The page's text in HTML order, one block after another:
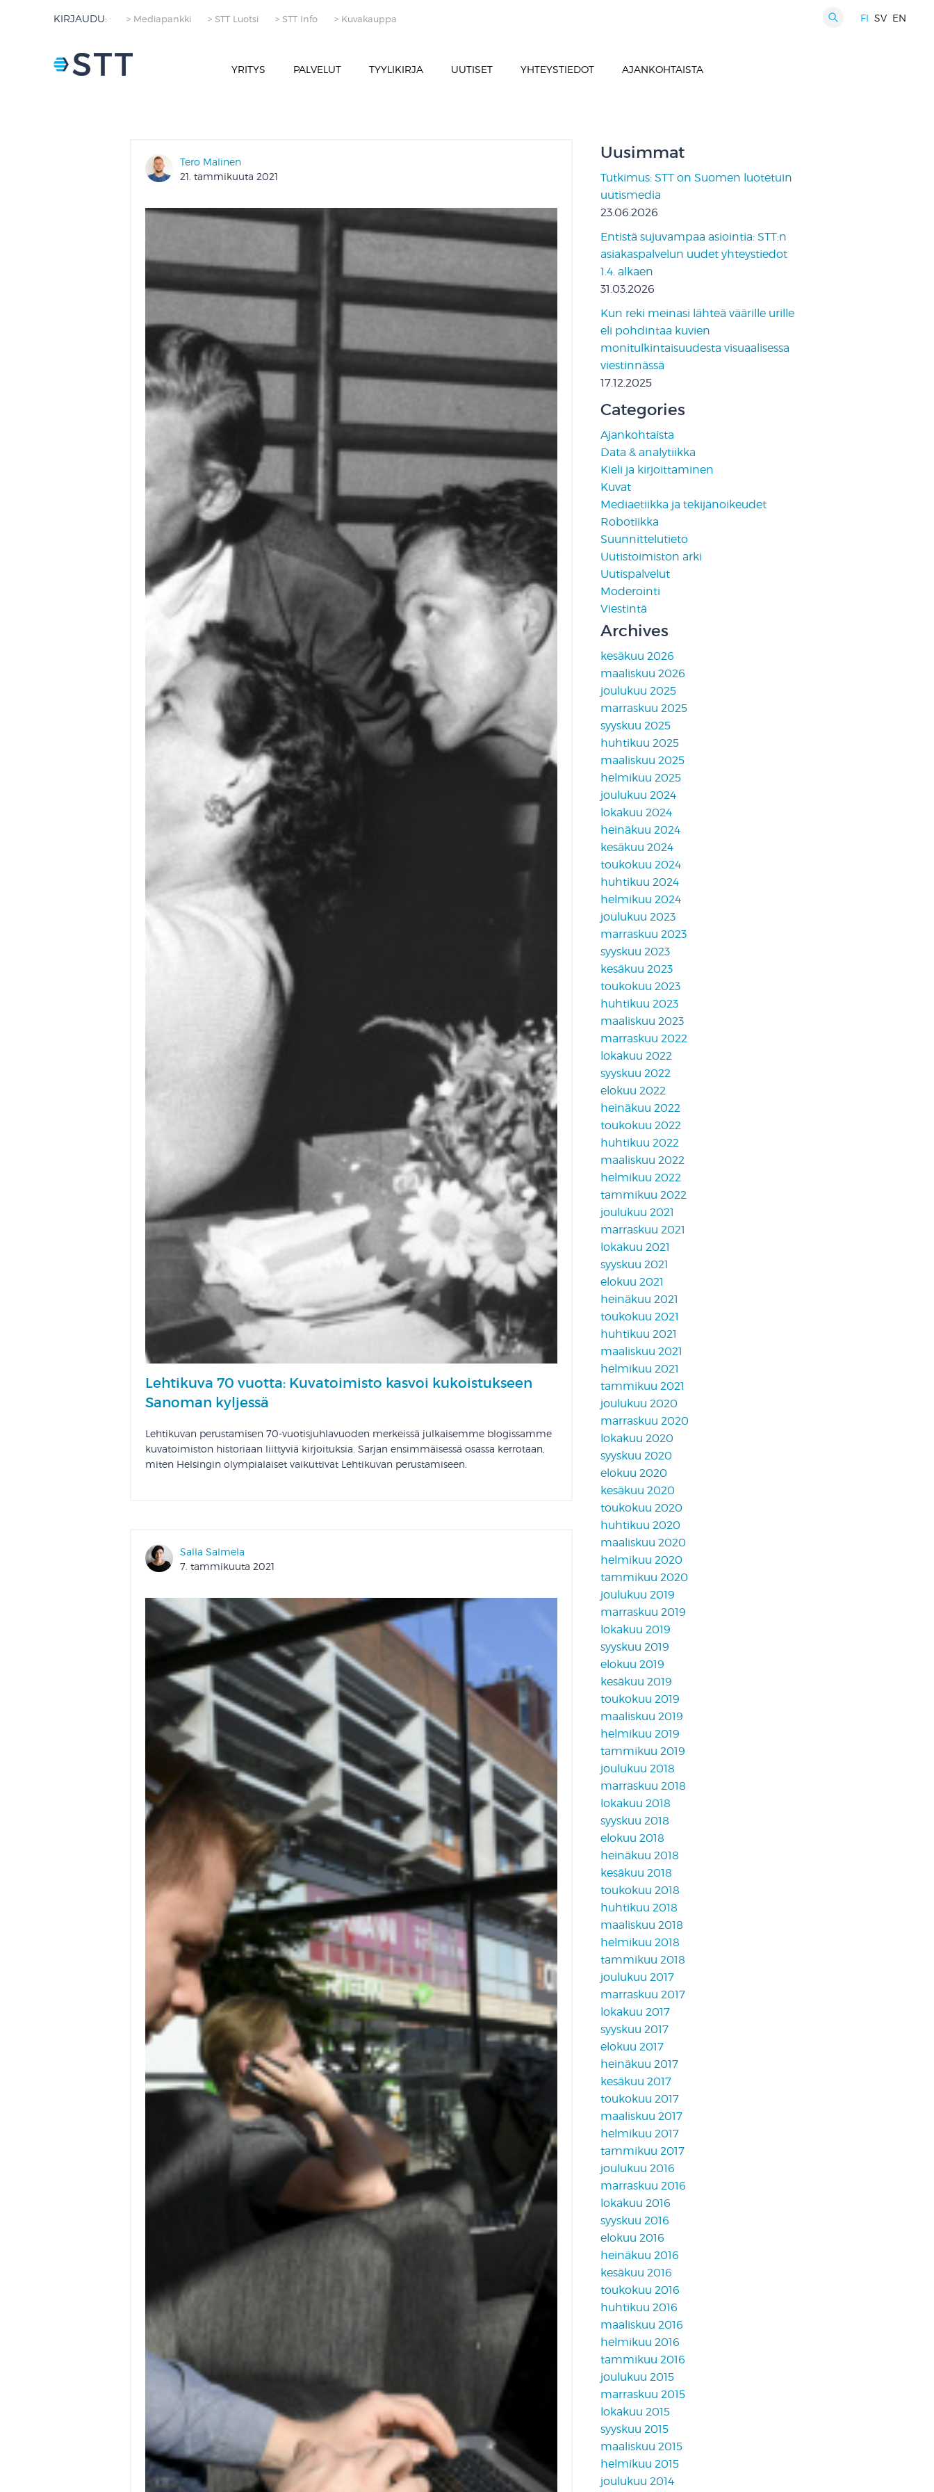
FI SV EN
KIRJAUDU: > Mediapankki > STT Luotsi > STT Info > Kuvakauppa
YRITYS PALVELUT TYYLIKIRJA UUTISET YHTEYSTIEDOT AJANKOHTAISTA
Tero Malinen
21. tammikuuta 2021
Lehtikuva 70 vuotta: Kuvatoimisto kasvoi kukoistukseen
Sanoman kyljessä
Lehtikuvan perustamisen 70-vuotisjuhlavuoden merkeissä julkaisemme blogissamme
kuvatoimiston historiaan liittyviä kirjoituksia. Sarjan ensimmäisessä osassa kerrotaan,
miten Helsingin olympialaiset vaikuttivat Lehtikuvan perustamiseen.
Salla Salmela
7. tammikuuta 2021
Uusimmat
Tutkimus: STT on Suomen luotetuin
uutismedia
23.06.2026
Entistä sujuvampaa asiointia: STT:n
asiakaspalvelun uudet yhteystiedot
1.4. alkaen
31.03.2026
Kun reki meinasi lähteä väärille urille
eli pohdintaa kuvien
monitulkintaisuudesta visuaalisessa
viestinnässä
17.12.2025
Categories
Ajankohtaista
Data & analytiikka
Kieli ja kirjoittaminen
Kuvat
Mediaetiikka ja tekijänoikeudet
Robotiikka
Suunnittelutieto
Uutistoimiston arki
Uutispalvelut
Moderointi
Viestintä
Archives
kesäkuu 2026
maaliskuu 2026
joulukuu 2025
marraskuu 2025
syyskuu 2025
huhtikuu 2025
maaliskuu 2025
helmikuu 2025
joulukuu 2024
lokakuu 2024
heinäkuu 2024
kesäkuu 2024
toukokuu 2024
huhtikuu 2024
helmikuu 2024
joulukuu 2023
marraskuu 2023
syyskuu 2023
kesäkuu 2023
toukokuu 2023
huhtikuu 2023
maaliskuu 2023
marraskuu 2022
lokakuu 2022
syyskuu 2022
elokuu 2022
heinäkuu 2022
toukokuu 2022
huhtikuu 2022
maaliskuu 2022
helmikuu 2022
tammikuu 2022
joulukuu 2021
marraskuu 2021
lokakuu 2021
syyskuu 2021
elokuu 2021
heinäkuu 2021
toukokuu 2021
huhtikuu 2021
maaliskuu 2021
helmikuu 2021
tammikuu 2021
joulukuu 2020
marraskuu 2020
lokakuu 2020
syyskuu 2020
elokuu 2020
kesäkuu 2020
toukokuu 2020
huhtikuu 2020
maaliskuu 2020
helmikuu 2020
tammikuu 2020
joulukuu 2019
marraskuu 2019
lokakuu 2019
syyskuu 2019
elokuu 2019
kesäkuu 2019
toukokuu 2019
maaliskuu 2019
helmikuu 2019
tammikuu 2019
joulukuu 2018
marraskuu 2018
lokakuu 2018
syyskuu 2018
elokuu 2018
heinäkuu 2018
kesäkuu 2018
toukokuu 2018
huhtikuu 2018
maaliskuu 2018
helmikuu 2018
tammikuu 2018
joulukuu 2017
marraskuu 2017
lokakuu 2017
syyskuu 2017
elokuu 2017
heinäkuu 2017
kesäkuu 2017
toukokuu 2017
maaliskuu 2017
helmikuu 2017
tammikuu 2017
joulukuu 2016
marraskuu 2016
lokakuu 2016
syyskuu 2016
elokuu 2016
heinäkuu 2016
kesäkuu 2016
toukokuu 2016
huhtikuu 2016
maaliskuu 2016
helmikuu 2016
tammikuu 2016
joulukuu 2015
marraskuu 2015
lokakuu 2015
syyskuu 2015
maaliskuu 2015
helmikuu 2015
joulukuu 2014